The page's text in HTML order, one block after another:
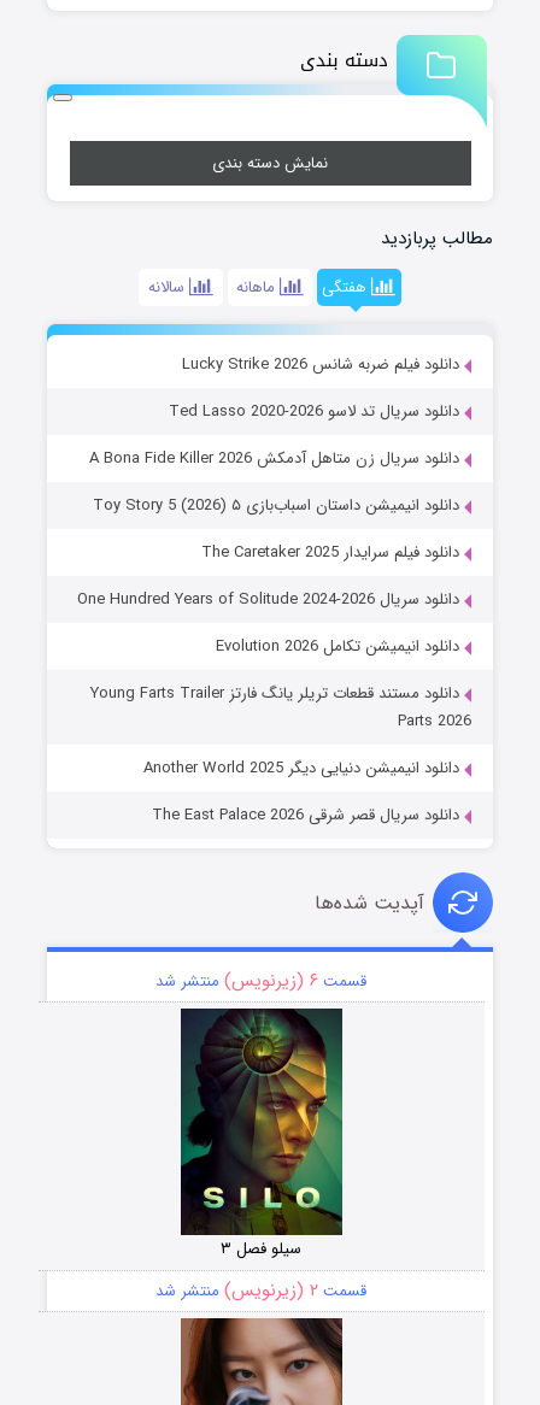
دسته بندی
نمایش دسته بندی
مطالب پربازدید
هفتگی ماهانه سالانه
دانلود فیلم ضربه شانس Lucky Strike 2026
دانلود سریال تد لاسو Ted Lasso 2020-2026
دانلود سریال زن متاهل آدمکش A Bona Fide Killer 2026
دانلود انیمیشن داستان اسباب‌بازی ۵ Toy Story 5 (2026)
دانلود فیلم سرایدار The Caretaker 2025
دانلود سریال One Hundred Years of Solitude 2024-2026
دانلود انیمیشن تکامل Evolution 2026
دانلود مستند قطعات تریلر یانگ فارتز Young Farts Trailer
Parts 2026
دانلود انیمیشن دنیایی دیگر Another World 2025
دانلود سریال قصر شرقی The East Palace 2026
آپدیت شده‌ها
قسمت ۶ (زیرنویس) منتشر شد
سیلو فصل ۳
قسمت ۲ (زیرنویس) منتشر شد